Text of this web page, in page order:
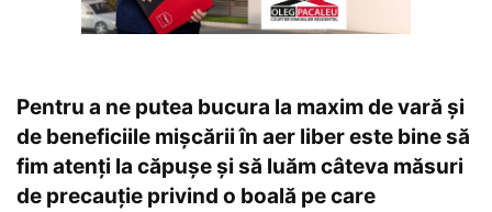
Pentru a ne putea bucura la maxim de vară și
de beneficiile mișcării în aer liber este bine să
fim atenți la căpușe și să luăm câteva măsuri
de precauție privind o boală pe care